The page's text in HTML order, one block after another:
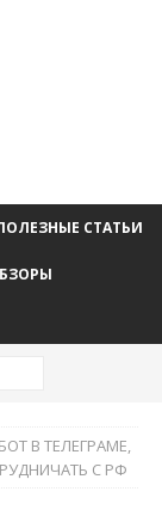
СТАТЬИ
В ТЕЛЕГРАМЕ,
С РФ